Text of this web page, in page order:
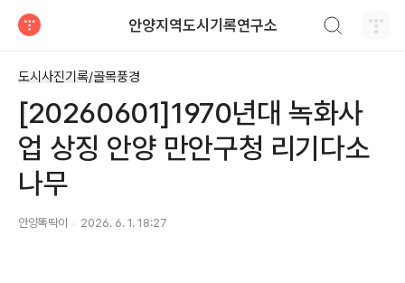
안양지역도시기록연구소
도시사진기록/골목풍경
[20260601]1970년대 녹화사
업 상징 안양 만안구청 리기다소
나무
안양똑딱이 2026. 6. 1. 18:27